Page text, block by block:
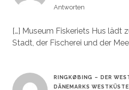
Antworten
[…] Museum Fiskeriets Hus lädt
Stadt, der Fischerei und der
RINGKØBING – DER
DÄNEMARKS WESTKÜSTE